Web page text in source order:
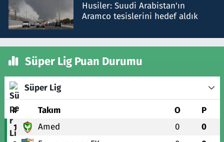
Husiler: Suudi Arabistan'ın
Aramco tesislerini hedef aldık
Süper Lig Puan Durumu
Süper Lig
# Takım O P
1 Amed 0 0